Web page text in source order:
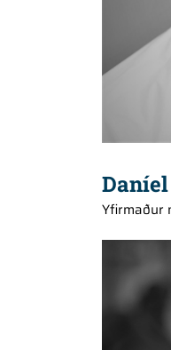
Yfirmaður